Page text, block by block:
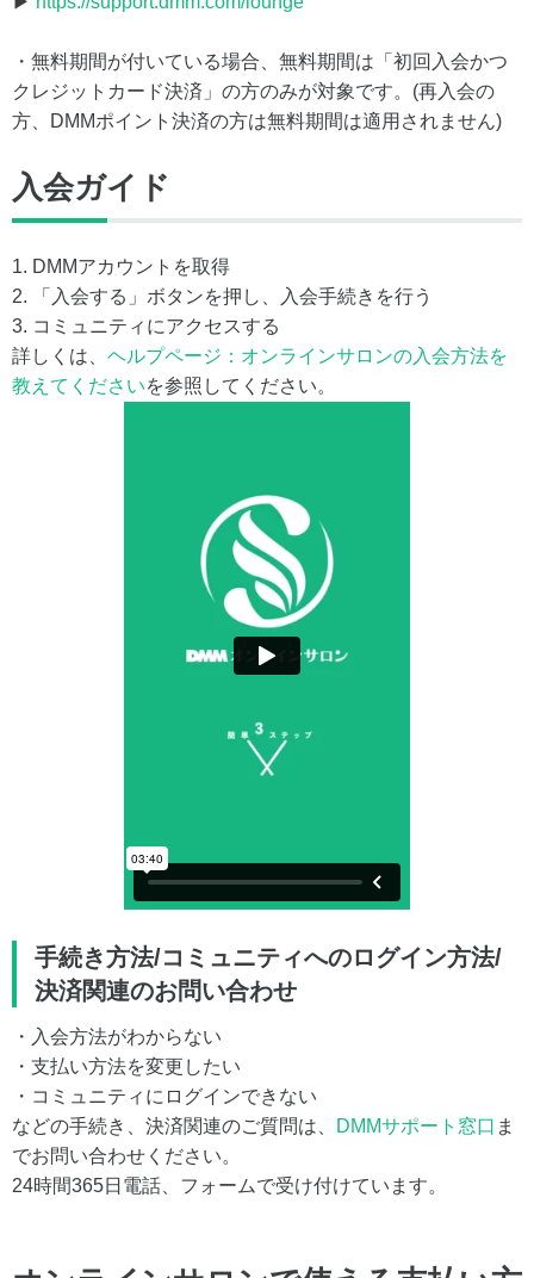
・無料期間が付いている場合、無料期間は「初回入会かつ
クレジットカード決済」の方のみが対象です。(再入会の
方、DMMポイント決済の方は無料期間は適用されません)
入会ガイド
1. DMMアカウントを取得
2. 「入会する」ボタンを押し、入会手続きを行う
3. コミュニティにアクセスする
詳しくは、 ヘルプページ：オンラインサロンの入会方法を
教えてくださいを参照してください。
手続き方法/コミュニティへのログイン方法/
決済関連のお問い合わせ
・入会方法がわからない
・支払い方法を変更したい
・コミュニティにログインできない
などの手続き、決済関連のご質問は、
DMMサポート窓口 ま
でお問い合わせください。
24時間365日電話、フォームで受け付けています。